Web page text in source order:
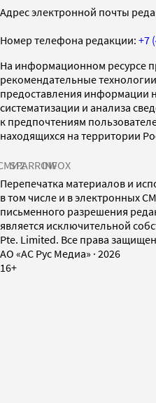
Адрес электронной почты
Номер телефона редакции: +7
На информационном ресурсе
рекомендательные
предоставления информации
систематизации и анализа
к предпочтениям
находящихся на территории
SPARROWINFOX
Перепечатка материалов и
в том числе и в электронных
письменного разрешения
является исключительной
Pte. Limited. Все права
AO «АС Рус Медиа» · 2026
16+